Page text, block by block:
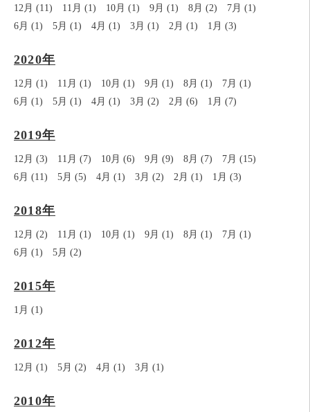
12月 (11) 11月 (1) 10月 (1) 9月 (1) 8月 (2)
7月 (1)
6月 (1)
5月 (1) 4月 (1) 3月 (1) 2月 (1) 1月 (3)
2020年
12月 (1) 11月 (1) 10月 (1) 9月 (1) 8月 (1)
7月 (1)
6月 (1)
5月 (1) 4月 (1) 3月 (2) 2月 (6) 1月 (7)
2019年
12月 (3) 11月 (7) 10月 (6) 9月 (9) 8月 (7)
7月 (15)
6月 (11)
5月 (5) 4月 (1) 3月 (2) 2月 (1) 1月 (3)
2018年
12月 (2) 11月 (1) 10月 (1) 9月 (1) 8月 (1)
7月 (1)
6月 (1)
5月 (2)
2015年
1月 (1)
2012年
12月 (1) 5月 (2) 4月 (1) 3月 (1)
2010年